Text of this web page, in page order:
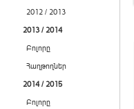
2012 / 2013
2013 / 2014
Բոլորը
Հաղթողներ
2014 / 2015
Բոլորը